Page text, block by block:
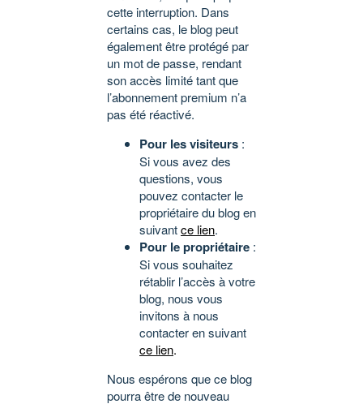
cette interruption. Dans
certains cas, le blog peut
également être protégé par
un mot de passe, rendant
son accès limité tant que
l’abonnement premium n’a
pas été réactivé.
Pour les visiteurs :
Si vous avez des
questions, vous
pouvez contacter le
propriétaire du blog en
suivantce lien.
Pour le propriétaire :
Si vous souhaitez
rétablir l’accès à votre
blog, nous vous
invitons à nous
contacter en suivant
ce lien.
Nous espérons que ce blog
pourra être de nouveau